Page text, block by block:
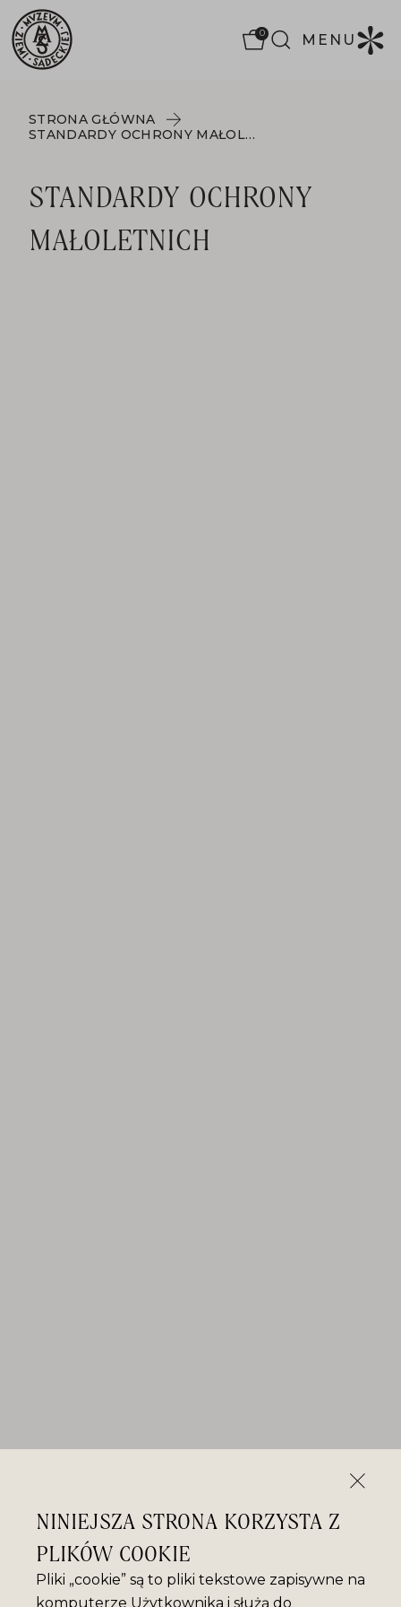
NINIEJSZA STRONA KORZYSTA Z
PLIKÓW COOKIE
Pliki „cookie” są to pliki tekstowe zapisywne na
komputerze Użytkownika i służą do
0 MENU
STRONA GŁÓWNA
STANDARDY OCHRONY MAŁOLETNICH
STANDARDY OCHRONY
MAŁOLETNICH